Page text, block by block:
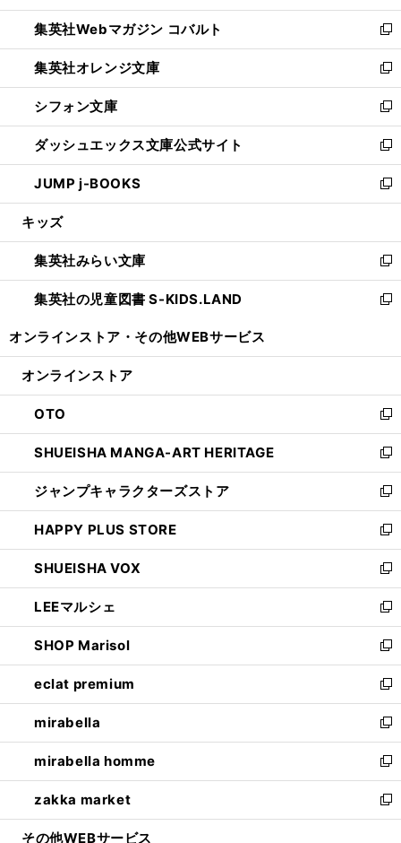
開
く
ウ
で
開
く
ン
ド
ウ
で
開
く
ウ
ィ
ン
ド
ウ
で
開
く
集英社Webマガジン コバルト
新
し
い
ウ
ィ
ン
ド
ウ
で
開
集英社オレンジ文庫
新
し
い
ウ
ィ
ン
ド
ウ
開
く
シフォン文庫
新
し
い
ウ
ィ
ン
ウ
で
開
く
ダッシュエックス文庫公式サイト
新
し
い
ウ
ン
ド
ウ
で
JUMP j-BOOKS
新
し
ウ
ィ
ン
ド
開
キッズ
集英社みらい文庫
新
し
い
ン
ウ
で
開
く
集英社の児童図書 S-KIDS.LAND
新
ウ
ン
ド
ウ
で
開
く
オンラインストア・ その他WEBサービス
オンラインストア
OTO
新
し
い
ウ
ィ
ン
ド
ウ
で
開
く
SHUEISHA MANGA-ART HERITAGE
新
し
い
ウ
ィ
ン
ド
ウ
で
開
く
ジャンプキャラクターズストア
新
し
い
ウ
ィ
ン
ド
ウ
で
開
く
HAPPY PLUS STORE
新
し
い
ウ
ィ
ン
ド
ウ
で
開
く
SHUEISHA VOX
新
し
い
ウ
ィ
ン
ド
ウ
で
開
く
LEEマルシェ
新
し
い
ウ
ィ
ン
ド
ウ
で
開
く
SHOP Marisol
新
し
い
ウ
ィ
ン
ド
ウ
で
開
eclat premium
新
し
い
ウ
ィ
ン
ド
ウ
mirabella
新
し
い
ウ
ィ
ン
mirabella homme
新
し
い
ウ
zakka market
新
し
その他WEBサービス